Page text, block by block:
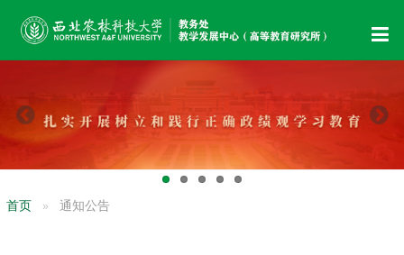
首页 通知公告